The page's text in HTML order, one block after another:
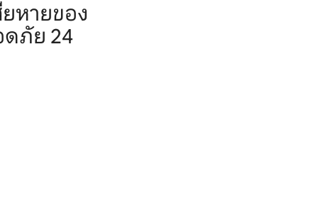
หายของ
ดภัย 24